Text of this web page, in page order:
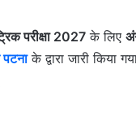
परीक्षा 2027के लिए
पटना के द्वारा जारी